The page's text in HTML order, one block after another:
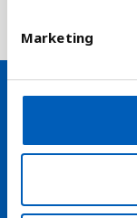
Marketing
Hold dig
fra FN-
Modtag